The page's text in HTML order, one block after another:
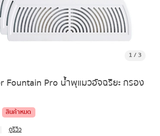
1 / 3
Fountain Pro น้ำพุแมวอัจฉริยะ กรอง
สินค้าหมด
|
ดูรีวิว